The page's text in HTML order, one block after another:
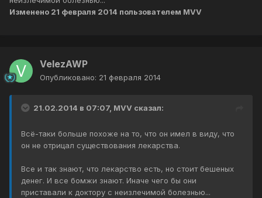
Изменено 21 февраля 2014 пользователем MVV
VelezAWP
Опубликовано: 21 февраля 2014
21.02.2014 в 07:07, MVV сказал:
Всё-таки больше похоже на то, что он имел в виду, что
он не отрицал существования лекарства.
Все и так знают, что лекарство есть, но стоит бешеных
денег. И все бомжи знают. Иначе чего бы они
приставали к доктору с неизлечимой болезнью...